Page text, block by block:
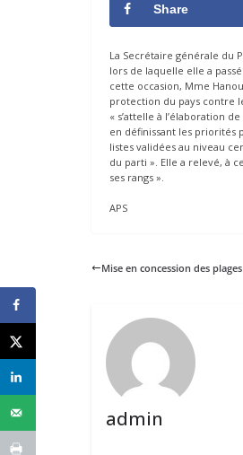
Share
La Secrétaire générale du
lors de laquelle elle a
cette occasion, Mme
protection du pays contre
« s’attelle à l’élaboration
en définissant les priorités
listes validées au niveau
du parti ». Elle a relevé, à
ses rangs ».
APS
Mise en concession des
admin